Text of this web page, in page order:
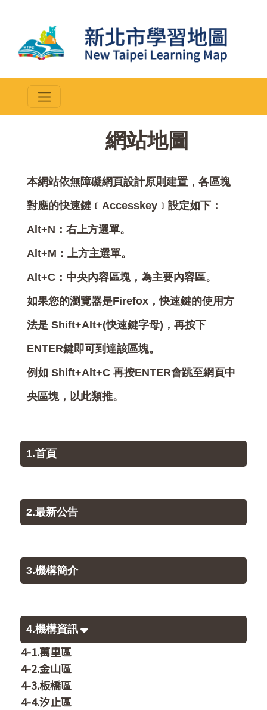
網站地圖
本網站依無障礙網頁設計原則建置，各區塊
對應的快速鍵﹝Accesskey﹞設定如下：
Alt+N：右上方選單。
Alt+M：上方主選單。
Alt+C：中央內容區塊，為主要內容區。
如果您的瀏覽器是Firefox，快速鍵的使用方
法是 Shift+Alt+(快速鍵字母)，再按下
ENTER鍵即可到達該區塊。
例如 Shift+Alt+C 再按ENTER會跳至網頁中
央區塊，以此類推。
1.首頁
2.最新公告
3.機構簡介
4.機構資訊
4-1.萬里區
4-2.金山區
4-3.板橋區
4-4.汐止區